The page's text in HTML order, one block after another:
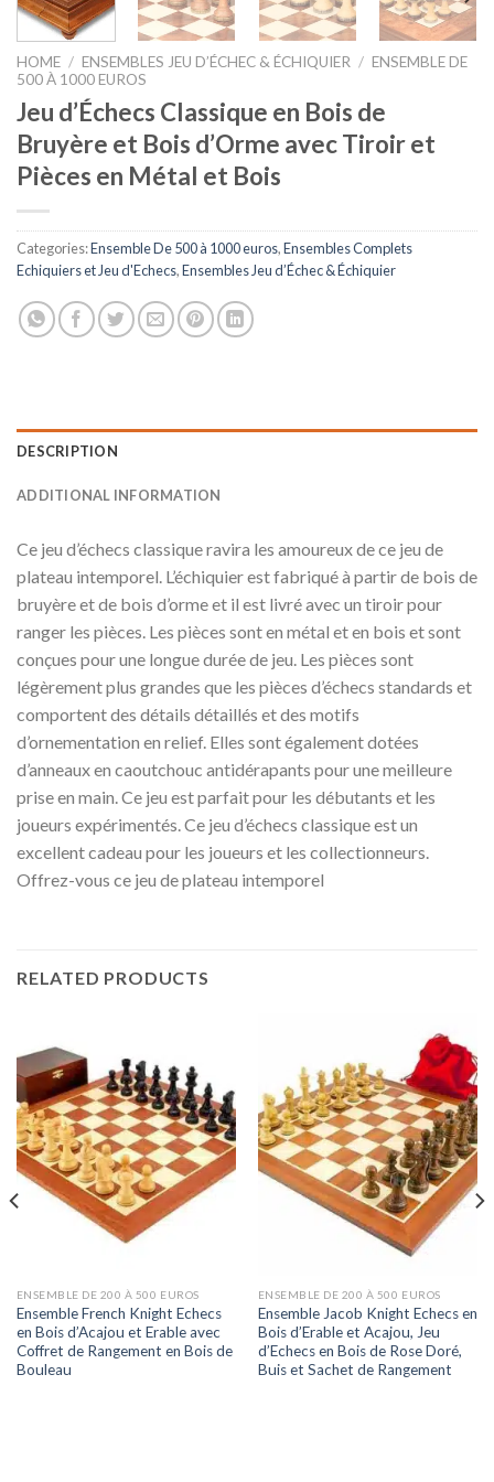
HOME / ENSEMBLES JEU D’ÉCHEC & ÉCHIQUIER / ENSEMBLE DE
500 À 1000 EUROS
Jeu d’Échecs Classique en Bois de
Bruyère et Bois d’Orme avec Tiroir et
Pièces en Métal et Bois
Categories:Ensemble De 500 à 1000 euros,Ensembles Complets
Echiquiers et Jeu d'Echecs,Ensembles Jeu d’Échec & Échiquier
DESCRIPTION
ADDITIONAL INFORMATION
Ce jeu d’échecs classique ravira les amoureux de ce jeu de
plateau intemporel. L’échiquier est fabriqué à partir de bois de
bruyère et de bois d’orme et il est livré avec un tiroir pour
ranger les pièces. Les pièces sont en métal et en bois et sont
conçues pour une longue durée de jeu. Les pièces sont
légèrement plus grandes que les pièces d’échecs standards et
comportent des détails détaillés et des motifs
d’ornementation en relief. Elles sont également dotées
d’anneaux en caoutchouc antidérapants pour une meilleure
prise en main. Ce jeu est parfait pour les débutants et les
joueurs expérimentés. Ce jeu d’échecs classique est un
excellent cadeau pour les joueurs et les collectionneurs.
Offrez-vous ce jeu de plateau intemporel
RELATED PRODUCTS
ENSEMBLE DE 200 À 500 EUROS
Ensemble French Knight Echecs
en Bois d’Acajou et Erable avec
Coffret de Rangement en Bois de
Bouleau
ENSEMBLE DE 200 À 500 EUROS
Ensemble Jacob Knight Echecs en
Bois d’Erable et Acajou, Jeu
d’Echecs en Bois de Rose Doré,
Buis et Sachet de Rangement